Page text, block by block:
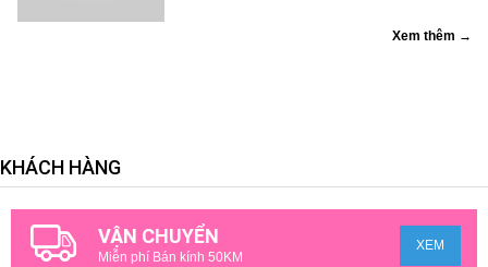
Xem thêm →
KHÁCH HÀNG
VẬN CHUYỂN
Miễn phí Bán kính 50KM
XEM